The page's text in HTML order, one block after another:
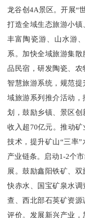
龙谷创4A景区。开展“
打造全域生态旅游小
丰富陶瓷游、山水游
系。加快全域旅游集
品民宿，研发陶瓷、
智慧旅游系统，规范
域旅游系列推介活动
划，鼓励乡镇、景区
收入超70亿元。推动
技术，提升矿山“三率
产业链条。启动1-2个
展。鼓励鑫阳铁矿、
快赤水、国宝矿泉水
查、西北部石英矿资
评价。发展新兴产业